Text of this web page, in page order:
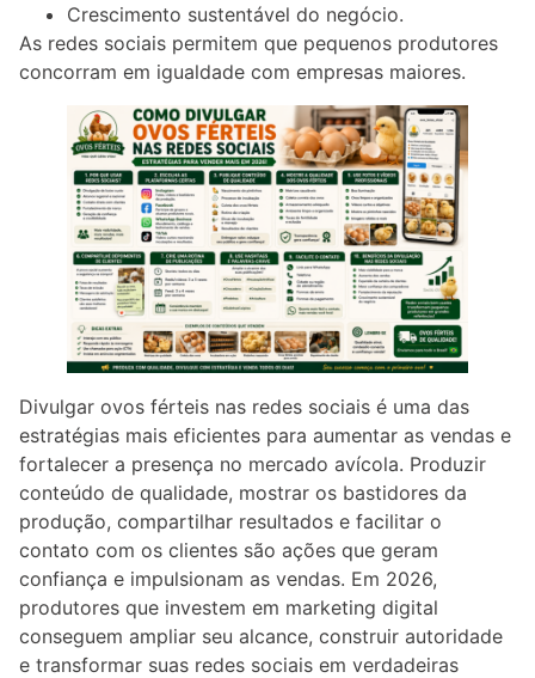
Crescimento sustentável do negócio.
As redes sociais permitem que pequenos produtores
concorram em igualdade com empresas maiores.
Divulgar ovos férteis nas redes sociais é uma das
estratégias mais eficientes para aumentar as vendas e
fortalecer a presença no mercado avícola. Produzir
conteúdo de qualidade, mostrar os bastidores da
produção, compartilhar resultados e facilitar o
contato com os clientes são ações que geram
confiança e impulsionam as vendas. Em 2026,
produtores que investem em marketing digital
conseguem ampliar seu alcance, construir autoridade
e transformar suas redes sociais em verdadeiras